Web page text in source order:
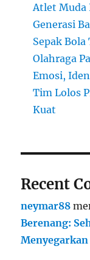
Atlet Muda
Generasi
Sepak
Olahraga
Emosi,
Tim Lolos
Kuat
Recent
neymar88
Berenang:
Menyegarkan